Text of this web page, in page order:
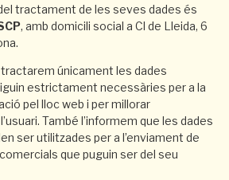
tractament de les seves dades és
, amb domicili social a Cl de Lleida, 6
tractarem únicament les dades
estrictament necessàries per a la
pel lloc web i per millorar
També l’informem que les dades
ser utilitzades per a l’enviament de
que puguin ser del seu